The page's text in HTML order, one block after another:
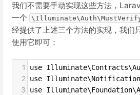
我们不需要手动实现这些方法，
一个
经提供了上述三个方法的实现，我们
使用它即可：
1 use
2 use
3 use